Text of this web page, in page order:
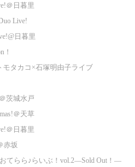
＠日暮里
Live!
日暮里
！
モタカコ×石塚明由子ライブ
茨城水戸
＠天草
＠日暮里
赤坂
てらら♪らいぶ！vol.2—Sold Out！—